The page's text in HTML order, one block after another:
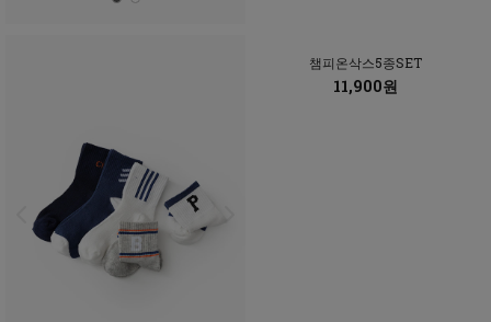
챔피온삭스5종SET
11,900원